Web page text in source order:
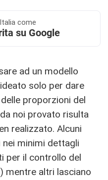
come
su Google
ad un modello
solo per dare
delle proporzioni del
noi provato risulta
realizzato. Alcuni
minimi dettagli
per il controllo del
mentre altri lasciano